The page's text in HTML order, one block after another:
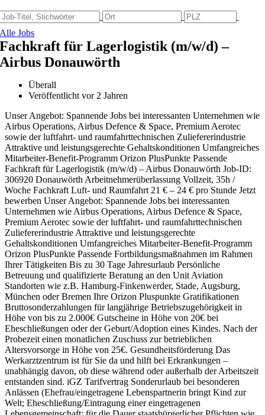
Alle Jobs
Fachkraft für Lagerlogistik (m/w/d) –
Airbus Donauwörth
Überall
Veröffentlicht vor 2 Jahren
Unser Angebot: Spannende Jobs bei interessanten Unternehmen wie
Airbus Operations, Airbus Defence & Space, Premium Aerotec
sowie der luftfahrt- und raumfahrttechnischen Zuliefererindustrie
Attraktive und leistungsgerechte Gehaltskonditionen Umfangreiches
Mitarbeiter-Benefit-Programm Orizon PlusPunkte Passende
Fachkraft für Lagerlogistik (m/w/d) – Airbus Donauwörth Job-ID:
306920 Donauwörth Arbeitnehmerüberlassung Vollzeit, 35h /
Woche Fachkraft Luft- und Raumfahrt 21 € – 24 € pro Stunde Jetzt
bewerben Unser Angebot: Spannende Jobs bei interessanten
Unternehmen wie Airbus Operations, Airbus Defence & Space,
Premium Aerotec sowie der luftfahrt- und raumfahrttechnischen
Zuliefererindustrie Attraktive und leistungsgerechte
Gehaltskonditionen Umfangreiches Mitarbeiter-Benefit-Programm
Orizon PlusPunkte Passende Fortbildungsmaßnahmen im Rahmen
Ihrer Tätigkeiten Bis zu 30 Tage Jahresurlaub Persönliche
Betreuung und qualifizierte Beratung an den Unit Aviation
Standorten wie z.B. Hamburg-Finkenwerder, Stade, Augsburg,
München oder Bremen Ihre Orizon Pluspunkte Gratifikationen
Bruttosonderzahlungen für langjährige Betriebszugehörigkeit in
Höhe von bis zu 2.000€ Gutscheine in Höhe von 20€ bei
Eheschließungen oder der Geburt/Adoption eines Kindes. Nach der
Probezeit einen monatlichen Zuschuss zur betrieblichen
Altersvorsorge in Höhe von 25€. Gesundheitsförderung Das
Werkarztzentrum ist für Sie da und hilft bei Erkrankungen –
unabhängig davon, ob diese während oder außerhalb der Arbeitszeit
entstanden sind. iGZ Tarifvertrag Sonderurlaub bei besonderen
Anlässen (Ehefrau/eingetragene Lebenspartnerin bringt Kind zur
Welt; Eheschließung/Eintragung einer eingetragenen